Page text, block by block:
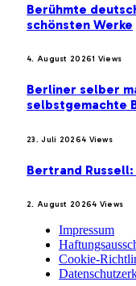
Berühmte
schönsten Werke
4. August 20261 Views
Berliner selber
selbstgemachte
23. Juli 20264 Views
Bertrand
2. August 20264 Views
Impressum
Cookie-